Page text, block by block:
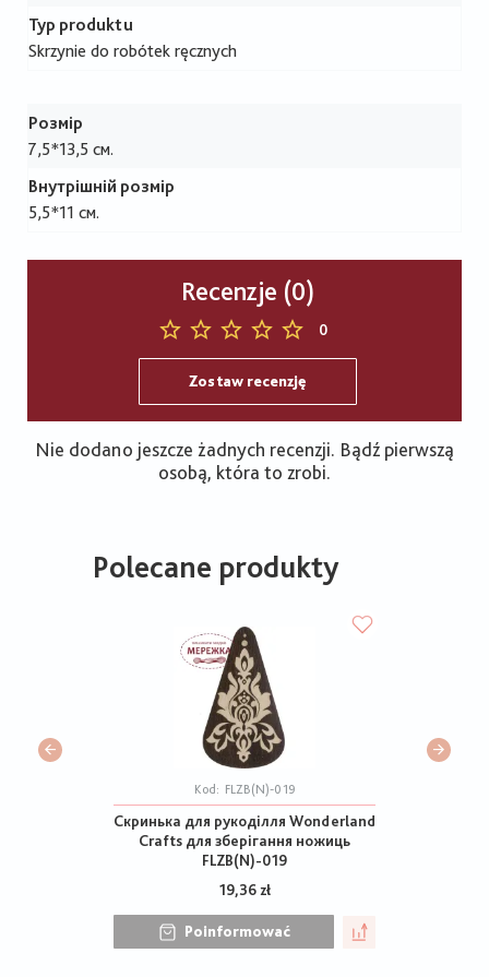
Typ produktu
Skrzynie do robótek ręcznych
Розмір
7,5*13,5 см.
Внутрішній розмір
5,5*11 см.
Recenzje (0)
0
Zostaw recenzję
Nie dodano jeszcze żadnych recenzji. Bądź pierwszą
osobą, która to zrobi.
Polecane produkty
Kod: FLZB(N)-019
Скринька для рукоділля Wonderland
Crafts для зберігання ножиць
FLZB(N)-019
19,36 zł
Poinformować